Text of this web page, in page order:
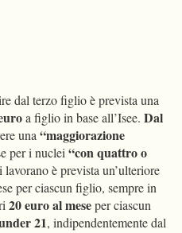
dal terzo figlio è prevista una
a figlio in base all’Isee. Dal
una“maggiorazione
per i nuclei“con quattro o
è prevista un’ulteriore
per ciascun figlio, sempre in
20 euro al meseper ciascun
21, indipendentemente dal